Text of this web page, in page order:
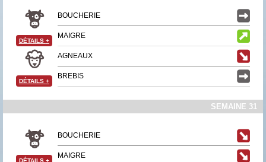
BOUCHERIE
MAIGRE
DÉTAILS +
AGNEAUX
BREBIS
DÉTAILS +
SEMAINE 31
BOUCHERIE
MAIGRE